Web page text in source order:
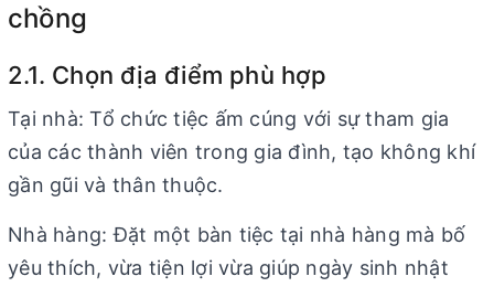
chồng
2.1. Chọn địa điểm phù hợp
Tại nhà: Tổ chức tiệc ấm cúng với sự tham gia
của các thành viên trong gia đình, tạo không khí
gần gũi và thân thuộc.
Nhà hàng: Đặt một bàn tiệc tại nhà hàng mà bố
yêu thích, vừa tiện lợi vừa giúp ngày sinh nhật